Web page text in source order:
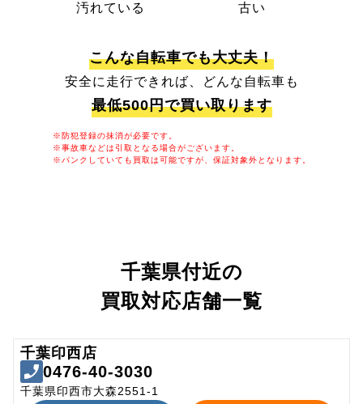
汚れている 古い
こんな自転車でも大丈夫！
安全に走行できれば、どんな自転車も
最低500円で買い取ります
※防犯登録の抹消が必要です。
※事故車などは引取となる場合がございます。
※パンクしていても買取は可能ですが、保証対象外となります。
千葉県付近の
買取対応店舗一覧
千葉印西店
0476-40-3030
千葉県印西市大森2551-1